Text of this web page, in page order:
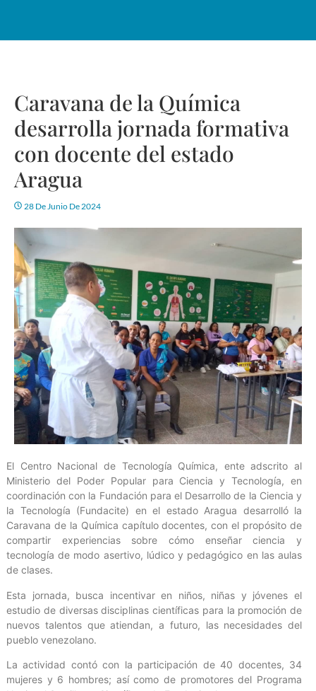
Caravana de la Química
desarrolla jornada formativa
con docente del estado
Aragua
28 De Junio De 2024
El Centro Nacional de Tecnología Química, ente adscrito al
Ministerio del Poder Popular para Ciencia y Tecnología, en
coordinación con la Fundación para el Desarrollo de la Ciencia y
la Tecnología (Fundacite) en el estado Aragua desarrolló la
Caravana de la Química capítulo docentes, con el propósito de
compartir experiencias sobre cómo enseñar ciencia y
tecnología de modo asertivo, lúdico y pedagógico en las aulas
de clases.
Esta jornada, busca incentivar en niños, niñas y jóvenes el
estudio de diversas disciplinas científicas para la promoción de
nuevos talentos que atiendan, a futuro, las necesidades del
pueblo venezolano.
La actividad contó con la participación de 40 docentes, 34
mujeres y 6 hombres; así como de promotores del Programa